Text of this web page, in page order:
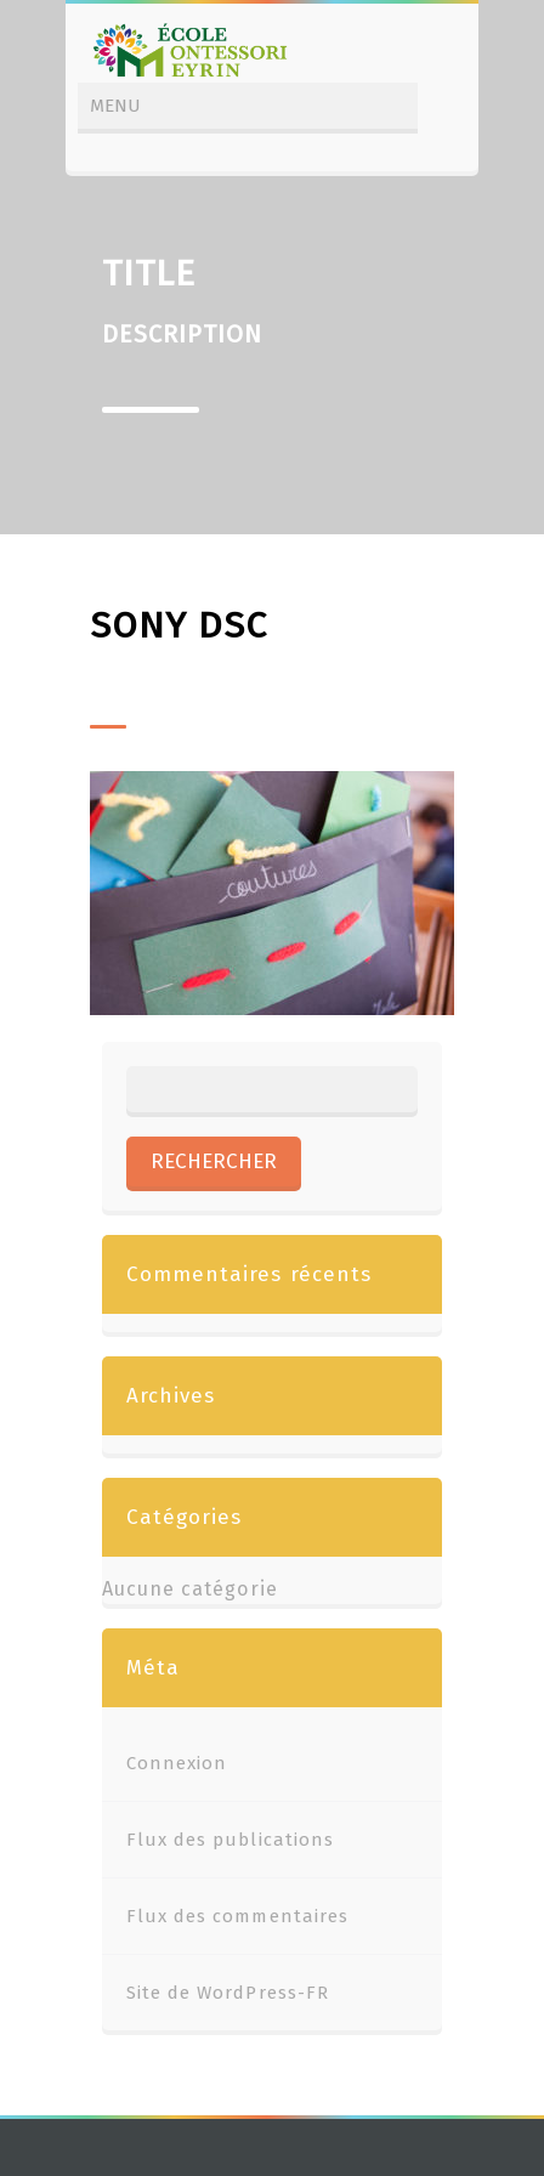
TITLE
DESCRIPTION
SONY DSC
Commentaires récents
Archives
Catégories
Aucune catégorie
Méta
Connexion
Flux des publications
Flux des commentaires
Site de WordPress-FR